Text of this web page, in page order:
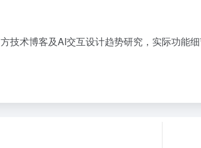
技术博客及AI交互设计趋势研究，实际功能